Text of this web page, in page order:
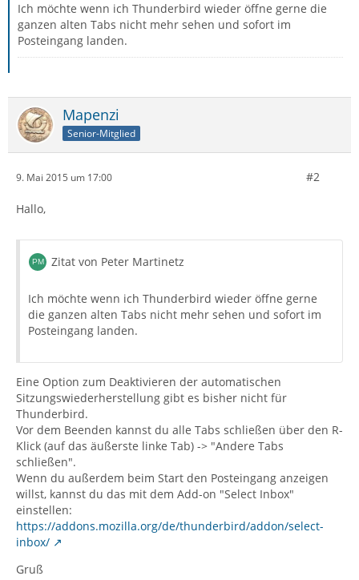
Ich möchte wenn ich Thunderbird wieder öffne gerne die
ganzen alten Tabs nicht mehr sehen und sofort im
Posteingang landen.
Mapenzi
Senior-Mitglied
9. Mai 2015 um 17:00 #2
Hallo,
Zitat von Peter Martinetz
Ich möchte wenn ich Thunderbird wieder öffne gerne
die ganzen alten Tabs nicht mehr sehen und sofort im
Posteingang landen.
Eine Option zum Deaktivieren der automatischen
Sitzungswiederherstellung gibt es bisher nicht für
Thunderbird.
Vor dem Beenden kannst du alle Tabs schließen über den R-
Klick (auf das äußerste linke Tab) -> "Andere Tabs
schließen".
Wenn du außerdem beim Start den Posteingang anzeigen
willst, kannst du das mit dem Add-on "Select Inbox"
einstellen:
https://addons.mozilla.org/de/thunderbird/addon/select-
inbox/
Gruß